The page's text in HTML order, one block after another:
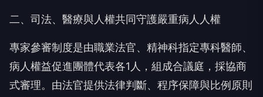
二、司法、醫療與人權共同守護嚴重病人人權
專家參審制度是由職業法官、精神科指定專科醫師、
病人權益促進團體代表各1人，組成合議庭，採協商
式審理。由法官提供法律判斷、程序保障與比例原則